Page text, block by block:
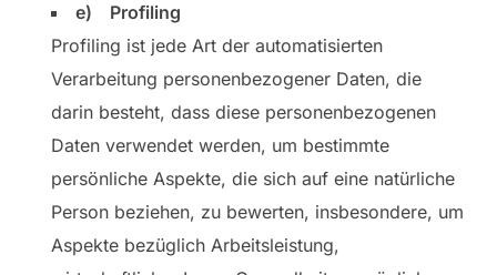
e) Profiling
Profiling ist jede Art der automatisierten
Verarbeitung personenbezogener Daten, die
darin besteht, dass diese personenbezogenen
Daten verwendet werden, um bestimmte
persönliche Aspekte, die sich auf eine natürliche
Person beziehen, zu bewerten, insbesondere, um
Aspekte bezüglich Arbeitsleistung,